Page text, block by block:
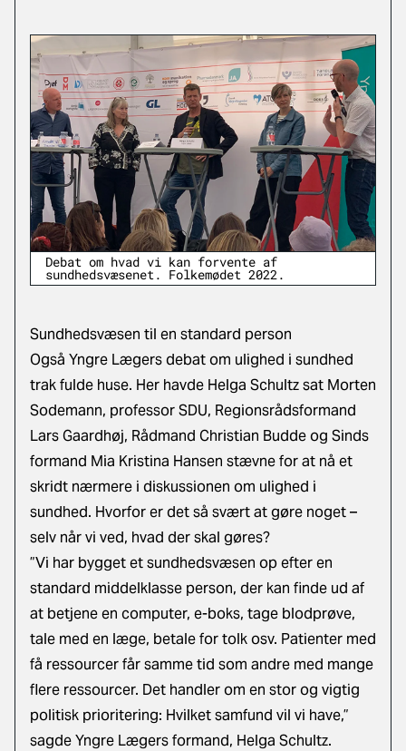
Debat om hvad vi kan forvente af
sundhedsvæsenet. Folkemødet 2022.
Sundhedsvæsen til en standard person
Også Yngre Lægers debat om ulighed i sundhed
trak fulde huse. Her havde Helga Schultz sat Morten
Sodemann, professor SDU, Regionsrådsformand
Lars Gaardhøj, Rådmand Christian Budde og Sinds
formand Mia Kristina Hansen stævne for at nå et
skridt nærmere i diskussionen om ulighed i
sundhed. Hvorfor er det så svært at gøre noget –
selv når vi ved, hvad der skal gøres?
”Vi har bygget et sundhedsvæsen op efter en
standard middelklasse person, der kan finde ud af
at betjene en computer, e-boks, tage blodprøve,
tale med en læge, betale for tolk osv. Patienter med
få ressourcer får samme tid som andre med mange
flere ressourcer. Det handler om en stor og vigtig
politisk prioritering: Hvilket samfund vil vi have,”
sagde Yngre Lægers formand, Helga Schultz.